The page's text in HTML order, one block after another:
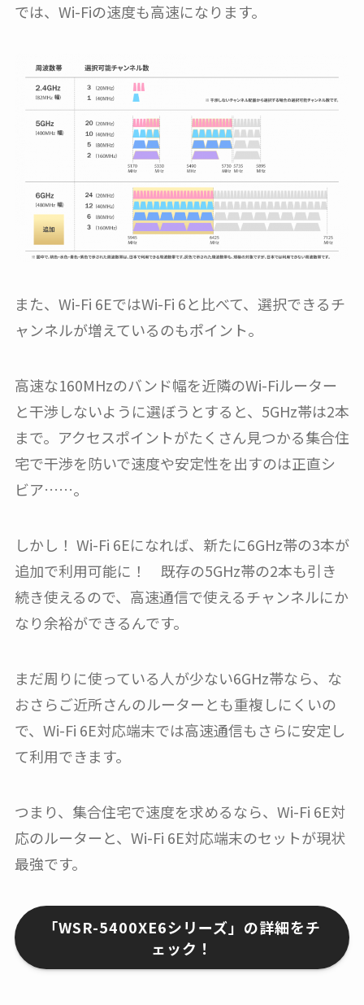
では、Wi-Fiの速度も高速になります。
また、Wi-Fi 6EではWi-Fi 6と比べて、選択できるチ
ャンネルが増えているのもポイント。
高速な160MHzのバンド幅を近隣のWi-Fiルーター
と干渉しないように選ぼうとすると、5GHz帯は2本
まで。アクセスポイントがたくさん見つかる集合住
宅で干渉を防いで速度や安定性を出すのは正直シ
ビア……。
しかし！ Wi-Fi 6Eになれば、新たに6GHz帯の3本が
追加で利用可能に！ 既存の5GHz帯の2本も引き
続き使えるので、高速通信で使えるチャンネルにか
なり余裕ができるんです。
まだ周りに使っている人が少ない6GHz帯なら、な
おさらご近所さんのルーターとも重複しにくいの
で、Wi-Fi 6E対応端末では高速通信もさらに安定し
て利用できます。
つまり、集合住宅で速度を求めるなら、Wi-Fi 6E対
応のルーターと、Wi-Fi 6E対応端末のセットが現状
最強です。
「WSR-5400XE6シリーズ」の詳細をチ
ェック！